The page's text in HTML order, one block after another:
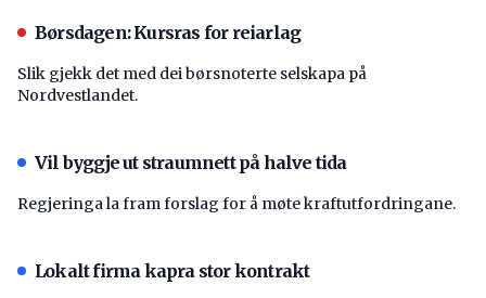
Børsdagen: Kursras for reiarlag
Slik gjekk det med dei børsnoterte selskapa på
Nordvestlandet.
Vil byggje ut straumnett på halve tida
Regjeringa la fram forslag for å møte kraftutfordringane.
Lokalt firma kapra stor kontrakt